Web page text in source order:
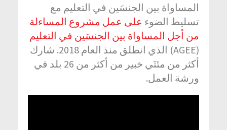
المساواة بين الجنسَين في التعليم مع
تسليط الضوء على عمل مشروع المساءلة
من أجل المساواة بين الجنسَين في التعليم
(AGEE) الذي انطلق منذ العام 2018. شارك
أكثر من مئتَي خبير من أكثر من 26 بلد في
ورشة العمل.